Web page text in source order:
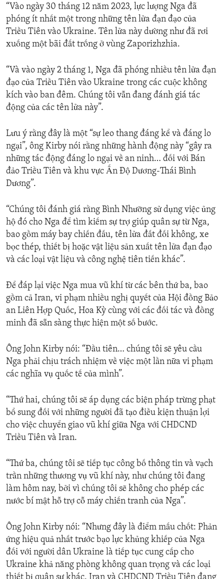
“Vào ngày 30 tháng 12 năm 2023, lực lượng Nga đã
phóng ít nhất một trong những tên lửa đạn đạo của
Triều Tiên vào Ukraine. Tên lửa này dường như đã rơi
xuống một bãi đất trống ở vùng Zaporizhzhia.
“Và vào ngày 2 tháng 1, Nga đã phóng nhiều tên lửa đạn
đạo của Triều Tiên vào Ukraine trong các cuộc không
kích vào ban đêm. Chúng tôi vẫn đang đánh giá tác
động của các tên lửa này”.
Lưu ý rằng đây là một “sự leo thang đáng kể và đáng lo
ngại”, ông Kirby nói rằng những hành động này “gây ra
những tác động đáng lo ngại về an ninh… đối với Bán
đảo Triều Tiên và khu vực Ấn Độ Dương-Thái Bình
Dương”.
“Chúng tôi đánh giá rằng Bình Nhưỡng sử dụng việc ủng
hộ đó cho Nga để tìm kiếm sự trợ giúp quân sự từ Nga,
bao gồm máy bay chiến đấu, tên lửa đất đối không, xe
bọc thép, thiết bị hoặc vật liệu sản xuất tên lửa đạn đạo
và các loại vật liệu và công nghệ tiên tiến khác”.
Để đáp lại việc Nga mua vũ khí từ các bên thứ ba, bao
gồm cả Iran, vi phạm nhiều nghị quyết của Hội đồng Bảo
an Liên Hợp Quốc, Hoa Kỳ cùng với các đối tác và đồng
minh đã sẵn sàng thực hiện một số bước.
Ông John Kirby nói: “Đầu tiên… chúng tôi sẽ yêu cầu
Nga phải chịu trách nhiệm về việc một lần nữa vi phạm
các nghĩa vụ quốc tế của mình”.
“Thứ hai, chúng tôi sẽ áp dụng các biện pháp trừng phạt
bổ sung đối với những người đã tạo điều kiện thuận lợi
cho việc chuyển giao vũ khí giữa Nga với CHDCND
Triều Tiên và Iran.
“Thứ ba, chúng tôi sẽ tiếp tục công bố thông tin và vạch
trần những thương vụ vũ khí này, như chúng tôi đang
làm hôm nay, bởi vì chúng tôi sẽ không cho phép các
nước bí mật hỗ trợ cỗ máy chiến tranh của Nga”.
Ông John Kirby nói: “Nhưng đây là điểm mấu chốt: Phản
ứng hiệu quả nhất trước bạo lực khủng khiếp của Nga
đối với người dân Ukraine là tiếp tục cung cấp cho
Ukraine khả năng phòng không quan trọng và các loại